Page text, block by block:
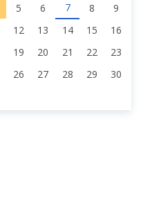
5 6 7 8
9
12 13 14 15
16
19 20 21 22
23
26 27 28 29
30